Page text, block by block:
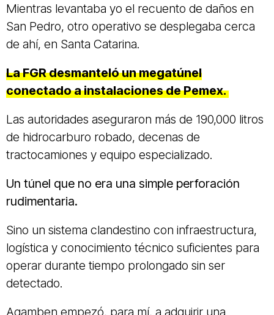
Mientras levantaba yo el recuento de daños en
San Pedro, otro operativo se desplegaba cerca
de ahí, en Santa Catarina.
La FGR desmanteló un megatúnel
conectado a instalaciones de Pemex.
Las autoridades aseguraron más de 190,000 litros
de hidrocarburo robado, decenas de
tractocamiones y equipo especializado.
Un túnel que no era una simple perforación
rudimentaria.
Sino un sistema clandestino con infraestructura,
logística y conocimiento técnico suficientes para
operar durante tiempo prolongado sin ser
detectado.
Agamben empezó, para mí, a adquirir una